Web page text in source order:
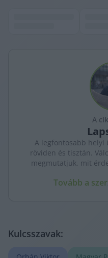
A
A legfontosabb helyi
röviden és tisztán.
megmutatjuk, mit
Tovább a
Kulcsszavak: